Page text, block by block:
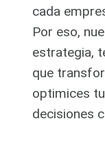
cada
Por eso,
estrategia,
que
optimices
decisiones